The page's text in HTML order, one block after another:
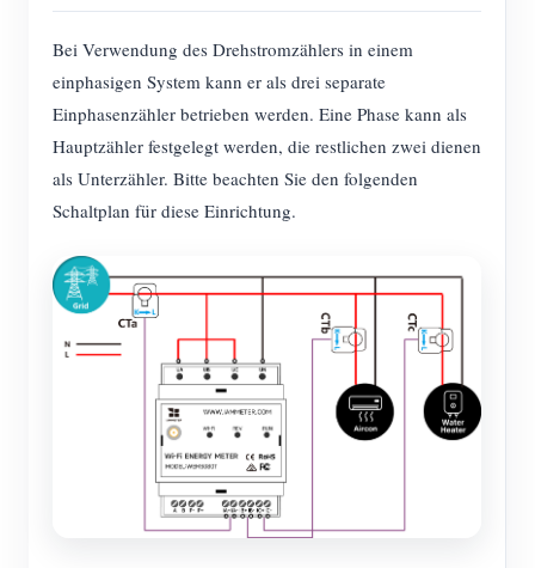
Bei Verwendung des Drehstromzählers in einem
einphasigen System kann er als drei separate
Einphasenzähler betrieben werden. Eine Phase kann als
Hauptzähler festgelegt werden, die restlichen zwei dienen
als Unterzähler. Bitte beachten Sie den folgenden
Schaltplan für diese Einrichtung.